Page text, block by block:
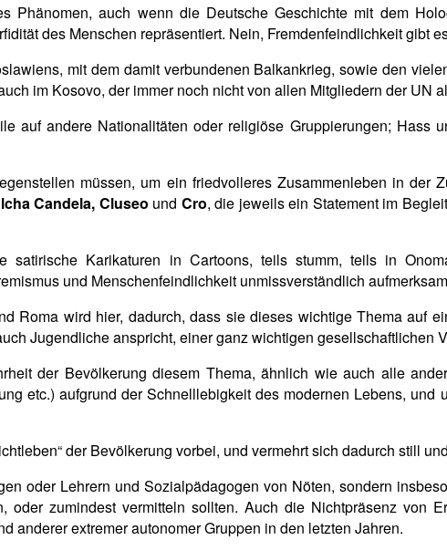
Phänomen, auch wenn die Deutsche Geschichte mit dem
des Menschen repräsentiert. Nein, Fremdenfeindlichkeit gibt
mit dem damit verbundenen Balkankrieg, sowie den
im Kosovo, der immer noch nicht von allen Mitgliedern der UN
auf andere Nationalitäten oder religiöse Gruppierungen; Hass
müssen, um ein friedvolleres Zusammenleben in der
Candela, Cluseo und Cro, die jeweils ein Statement im
Karikaturen in Cartoons, teils stumm, teils in
und Menschenfeindlichkeit unmissverständlich
Roma wird hier, dadurch, dass sie dieses wichtige Thema auf
Jugendliche anspricht, einer ganz wichtigen gesellschaftlichen
der Bevölkerung diesem Thema, ähnlich wie auch alle
etc.) aufgrund der Schnelllebigkeit des modernen Lebens, und
der Bevölkerung vorbei, und vermehrt sich dadurch still
oder Lehrern und Sozialpädagogen von Nöten, sondern
oder zumindest vermitteln sollten. Auch die Nichtpräsenz von
anderer extremer autonomer Gruppen in den letzten Jahren.